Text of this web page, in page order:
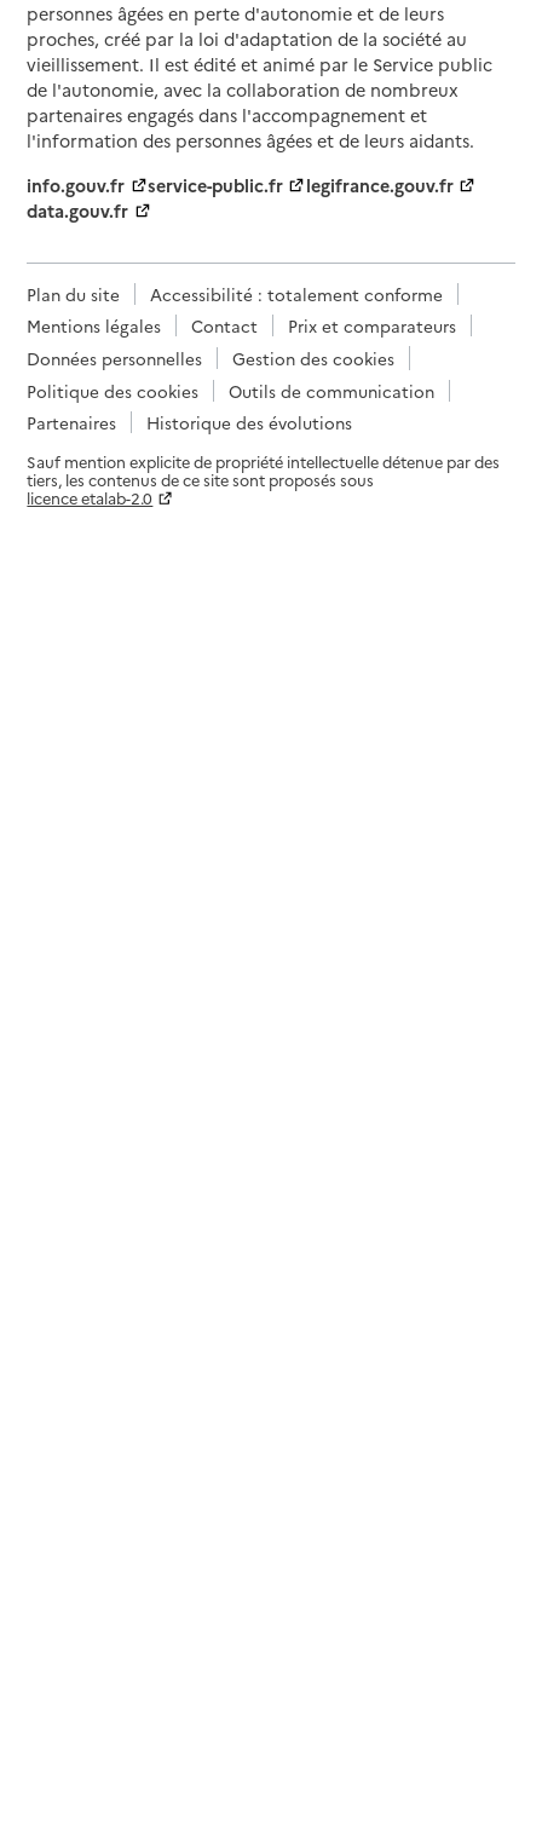
personnes âgées en perte d'autonomie et de leurs
proches, créé par la loi d'adaptation de la société au
vieillissement. Il est édité et animé par le Service public
de l'autonomie, avec la collaboration de nombreux
partenaires engagés dans l'accompagnement et
l'information des personnes âgées et de leurs aidants.
info.gouv.fr
service-public.fr
legifrance.gouv.fr
data.gouv.fr
Plan du site
Accessibilité : totalement conforme
Mentions légales
Contact
Prix et comparateurs
Données personnelles
Gestion des cookies
Politique des cookies
Outils de communication
Partenaires
Historique des évolutions
Sauf mention explicite de propriété intellectuelle détenue par des
tiers, les contenus de ce site sont proposés sous
licence etalab-2.0